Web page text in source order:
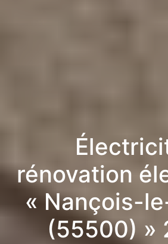
rénovation
« Nançois-
(55500) »